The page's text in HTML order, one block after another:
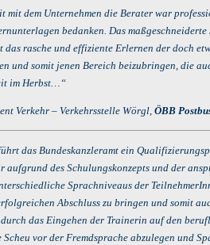
mit dem Unternehmen die Berater war
bedanken. Das
das rasche und effiziente Erlernen der doch
und somit jenen Bereich beizubringen, die
im Herbst…“
Verkehr – Verkehrsstelle Wörgl,ÖBB
das Bundeskanzleramt ein
aufgrund des Schulungskonzepts und der
Sprachniveaus der
Abschluss zu bringen und somit
das Eingehen der Trainerin auf den
Scheu vor der Fremdsprache abzulegen und